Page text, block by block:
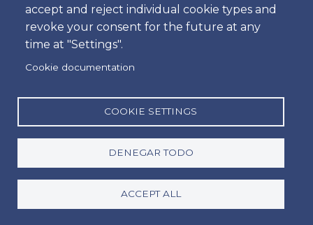
accept and reject individual cookie types and
revoke your consent for the future at any
time at "Settings".
Cookie documentation
COOKIE SETTINGS
DENEGAR TODO
ACCEPT ALL
Amoita Car Rental
Alquilar un coche en el Aeropuerto de Faro o en el
Aeropuerto de Lisboa es fácil con Amoita. Método
disponible. Si busca alquilar un coche en Lisboa o
Faro, ¡ha llegado al lugar indicado! Calidad, precio y